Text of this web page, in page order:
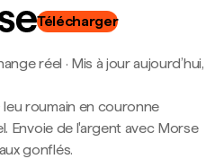
Télécharger
réel · Mis à jour aujourd’hui,
roumain en couronne
Envoie de l'argent avec Morse
gonflés.